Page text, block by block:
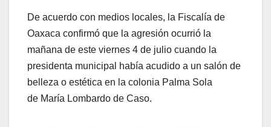
De acuerdo con medios locales, la Fiscalía de
Oaxaca confirmó que la agresión ocurrió la
mañana de este viernes 4 de julio cuando la
presidenta municipal había acudido a un salón de
belleza o estética en la colonia Palma Sola
de María Lombardo de Caso.